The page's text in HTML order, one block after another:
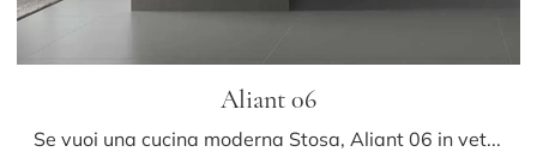
Aliant 06
Se vuoi una cucina moderna Stosa, Aliant 06 in vetro ti sta aspettando nel nostro negozio di Cucine Moderne con penisola.